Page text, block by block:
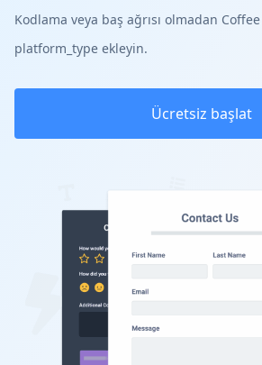
Kodlama veya baş ağrısı olmadan
platform_type ekleyin.
Ücretsiz başlat